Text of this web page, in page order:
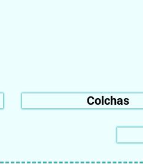
Colchas